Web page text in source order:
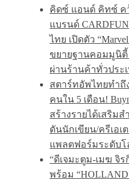
คิดซ์ แอนด์ คิทซ์ ค
แบรนด์
ไทย เปิดตัว
ขยายฐานคอมมูนิตี้
ผ่านร้านค้าทั่วประ
สตาร์ทอัพไทยทำถึ
คนใน 5 เดือน!
สร้างรายได้เสริม
ดันนักเขียน/ครีเอเ
แพลตฟอร์มระดับโ
“ดีเจมะตูม-เมฆ จิ
พร้อม